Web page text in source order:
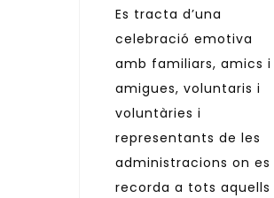
Es tracta d’una
celebració emotiva
amb familiars, amics i
amigues, voluntaris i
voluntàries i
representants de les
administracions on es
recorda a tots aquells